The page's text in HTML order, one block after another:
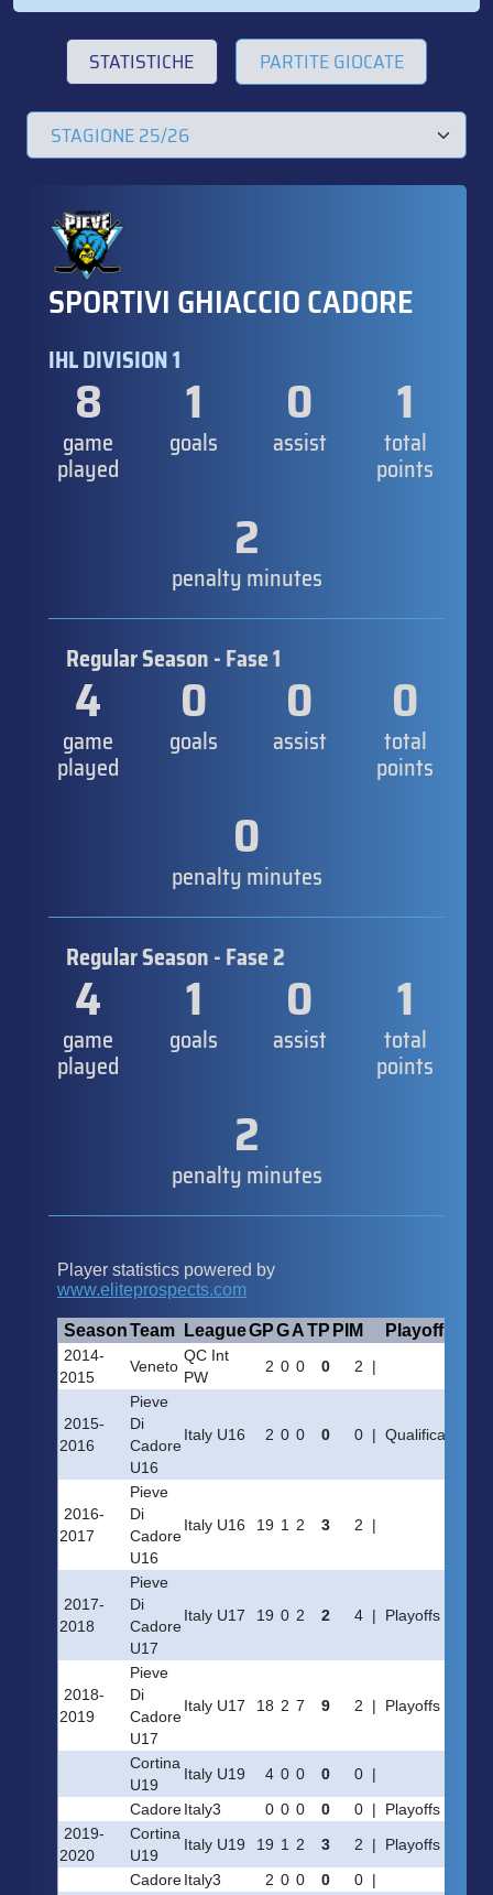
STATISTICHE PARTITE GIOCATE
SPORTIVI GHIACCIO CADORE
IHL DIVISION 1
8
game
played
1
goals
0
assist
1
total
points
2
penalty minutes
Regular Season - Fase 1
4
game
played
0
goals
0
assist
0
total
points
0
penalty minutes
Regular Season - Fase 2
4
game
played
1
goals
0
assist
1
total
points
2
penalty minutes